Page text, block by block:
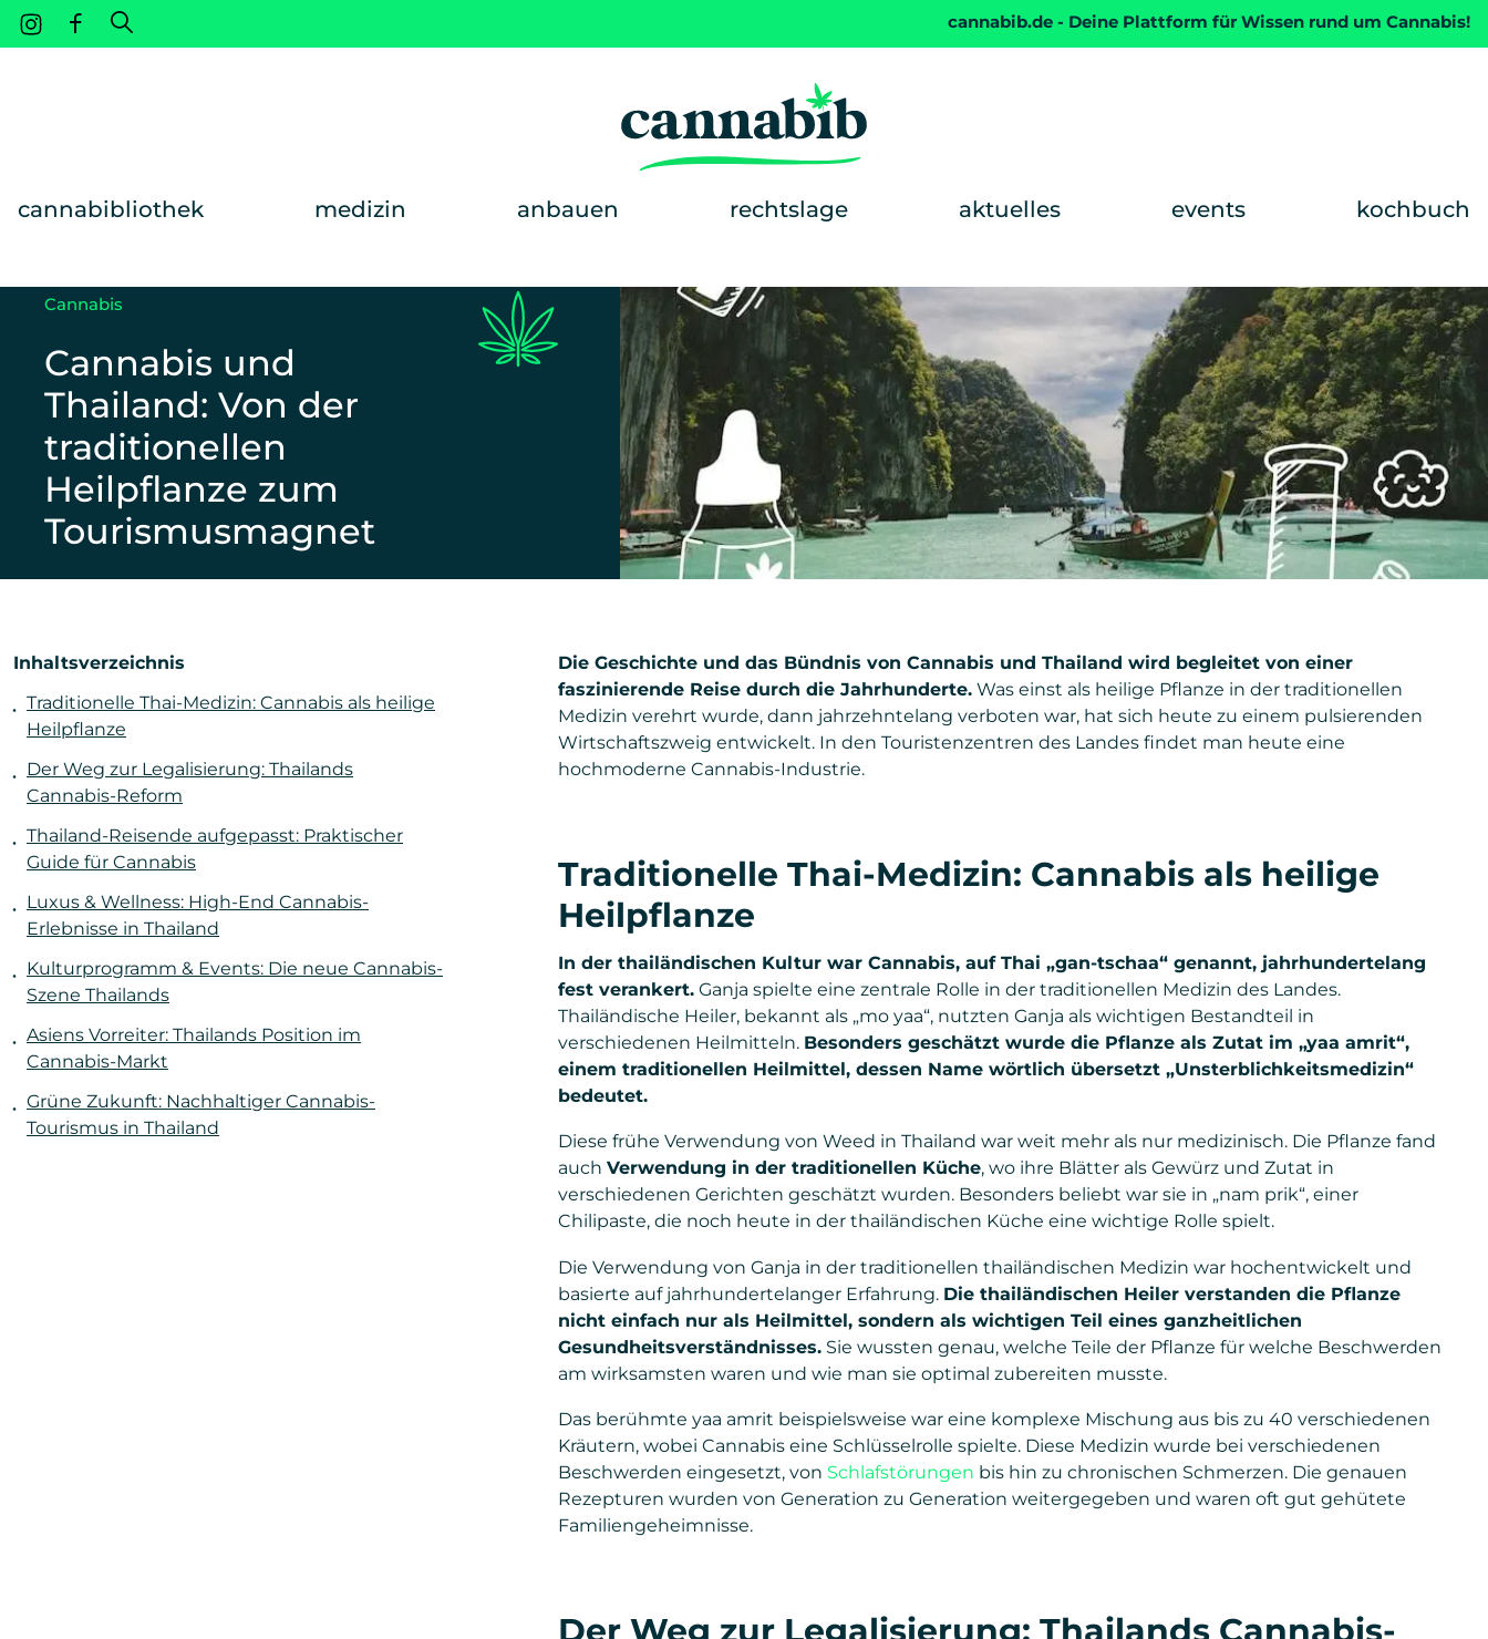
Weiter zum Inhalt cannabib.de - Deine Plattform für Wissen rund um Cannabis!
cannabibliothek medizin anbauen rechtslage aktuelles events kochbuch
Cannabis
Cannabis und
Thailand: Von der
traditionellen
Heilpflanze zum
Tourismusmagnet
Inhaltsverzeichnis
Traditionelle Thai-Medizin: Cannabis als heilige
Heilpflanze
Der Weg zur Legalisierung: Thailands
Cannabis-Reform
Thailand-Reisende aufgepasst: Praktischer
Guide für Cannabis
Luxus & Wellness: High-End Cannabis-
Erlebnisse in Thailand
Kulturprogramm & Events: Die neue Cannabis-
Szene Thailands
Asiens Vorreiter: Thailands Position im
Cannabis-Markt
Grüne Zukunft: Nachhaltiger Cannabis-
Tourismus in Thailand
Die Geschichte und das Bündnis von Cannabis und Thailand wird begleitet von einer
faszinierende Reise durch die Jahrhunderte. Was einst als heilige Pflanze in der traditionellen
Medizin verehrt wurde, dann jahrzehntelang verboten war, hat sich heute zu einem pulsierenden
Wirtschaftszweig entwickelt. In den Touristenzentren des Landes findet man heute eine
hochmoderne Cannabis-Industrie.
Traditionelle Thai-Medizin: Cannabis als heilige
Heilpflanze
In der thailändischen Kultur war Cannabis, auf Thai „gan-tschaa“ genannt, jahrhundertelang
fest verankert. Ganja spielte eine zentrale Rolle in der traditionellen Medizin des Landes.
Thailändische Heiler, bekannt als „mo yaa“, nutzten Ganja als wichtigen Bestandteil in
verschiedenen Heilmitteln. Besonders geschätzt wurde die Pflanze als Zutat im „yaa amrit“,
einem traditionellen Heilmittel, dessen Name wörtlich übersetzt „Unsterblichkeitsmedizin“
bedeutet.
Diese frühe Verwendung von Weed in Thailand war weit mehr als nur medizinisch. Die Pflanze fand
auch Verwendung in der traditionellen Küche, wo ihre Blätter als Gewürz und Zutat in
verschiedenen Gerichten geschätzt wurden. Besonders beliebt war sie in „nam prik“, einer
Chilipaste, die noch heute in der thailändischen Küche eine wichtige Rolle spielt.
Die Verwendung von Ganja in der traditionellen thailändischen Medizin war hochentwickelt und
basierte auf jahrhundertelanger Erfahrung. Die thailändischen Heiler verstanden die Pflanze
nicht einfach nur als Heilmittel, sondern als wichtigen Teil eines ganzheitlichen
Gesundheitsverständnisses. Sie wussten genau, welche Teile der Pflanze für welche Beschwerden
am wirksamsten waren und wie man sie optimal zubereiten musste.
Das berühmte yaa amrit beispielsweise war eine komplexe Mischung aus bis zu 40 verschiedenen
Kräutern, wobei Cannabis eine Schlüsselrolle spielte. Diese Medizin wurde bei verschiedenen
Beschwerden eingesetzt, von Schlafstörungen bis hin zu chronischen Schmerzen. Die genauen
Rezepturen wurden von Generation zu Generation weitergegeben und waren oft gut gehütete
Familiengeheimnisse.